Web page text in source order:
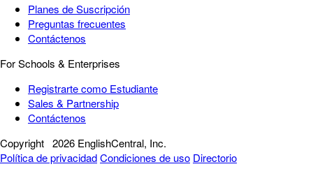
Planes de Suscripción
Preguntas frecuentes
Contáctenos
For Schools & Enterprises
Registrarte como Estudiante
Sales & Partnership
Contáctenos
Copyright 2026 EnglishCentral, Inc.
Política de privacidadCondiciones de uso Directorio